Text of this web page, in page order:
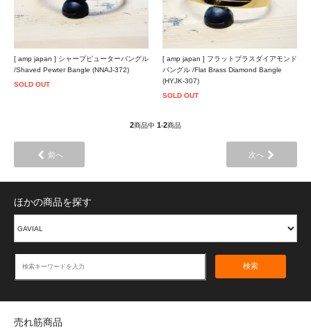
[ amp japan ] シャープピューターバングル
/Shaved Pewter Bangle (NNAJ-372)
SOLD OUT
[ amp japan ] フラットブラスダイアモンド
バングル /Flat Brass Diamond Bangle
(HYJK-307)
SOLD OUT
2商品中 1-2商品
前へ 次へ
ほかの商品を探す
検索
売れ筋商品